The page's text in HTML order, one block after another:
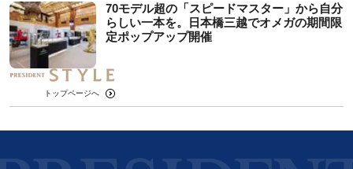
70モデル超の「スピードマスター」から自分
らしい一本を。日本橋三越でオメガの期間限
定ポップアップ開催
トップページへ